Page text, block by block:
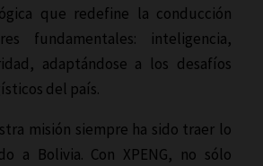
que redefine la conducción
fundamentales: inteligencia,
adaptándose a los desafíos
del país.
misión siempre ha sido traer lo
a Bolivia. Con XPENG, no sólo